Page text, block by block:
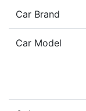
Car Brand
Car Model